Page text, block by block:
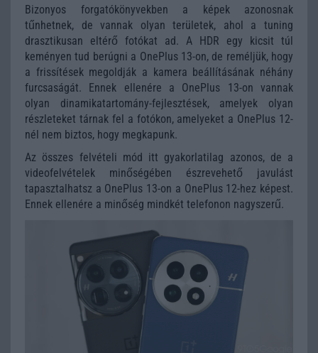
Bizonyos forgatókönyvekben a képek azonosnak
tűnhetnek, de vannak olyan területek, ahol a tuning
drasztikusan eltérő fotókat ad. A HDR egy kicsit túl
keményen tud berúgni a OnePlus 13-on, de reméljük, hogy
a frissítések megoldják a kamera beállításának néhány
furcsaságát. Ennek ellenére a OnePlus 13-on vannak
olyan dinamikatartomány-fejlesztések, amelyek olyan
részleteket tárnak fel a fotókon, amelyeket a OnePlus 12-
nél nem biztos, hogy megkapunk.
Az összes felvételi mód itt gyakorlatilag azonos, de a
videofelvételek minőségében észrevehető javulást
tapasztalhatsz a OnePlus 13-on a OnePlus 12-hez képest.
Ennek ellenére a minőség mindkét telefonon nagyszerű.